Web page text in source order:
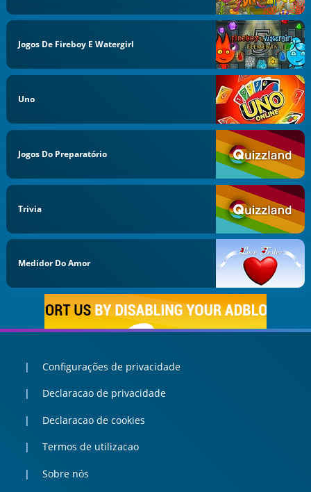
Jogos De Fireboy E Watergirl
Uno
Jogos Do Preparatório
Trivia
Medidor Do Amor
Configurações de privacidade
Declaracao de privacidade
Declaracao de cookies
Termos de utilizacao
Sobre nós